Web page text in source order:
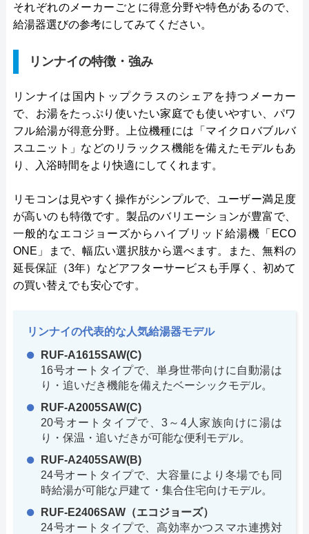
それぞれのメーカーごとに得意分野や特色があるので、
給湯器選びの参考にしてみてください。
リンナイの特徴・強み
リンナイは国内トップクラスのシェアを持つメーカー
で、お湯をたっぷり使いたい家庭でも使いやすい、パワ
フル給湯が得意分野。上位機種には「マイクロバブルバ
スユニット」などのリラックス機能を備えたモデルもあ
り、入浴時間をより快適にしてくれます。
リモコンは見やすく操作がシンプルで、ユーザー満足度
が高いのも特徴です。製品のバリエーションが豊富で、
一般的なエコジョーズからハイブリッド給湯機「ECO
ONE」まで、幅広い選択肢から選べます。また、無料の
延長保証（3年）などアフターサービスも手厚く、初めて
の買い替えでも安心です。
リンナイの代表的な人気給湯器モデル
RUF-A1615SAW(C)
16号オートタイプで、単身世帯向けに自動湯は
り・追いだき機能を備えたベーシックモデル。
RUF-A2005SAW(C)
20号オートタイプで、3～4人家族向けに湯は
り・保温・追いだきが可能な便利モデル。
RUF-A2405SAW(B)
24号オートタイプで、大容量により冬場でも同
時給湯が可能な戸建て・集合住宅向けモデル。
RUF-E2406SAW（エコジョーズ）
24号オートタイプで、高効率かつスマホ連携対